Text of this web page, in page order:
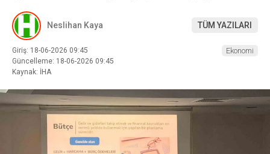
Neslihan Kaya TÜM YAZILARI
Giriş: 18-06-2026 09:45
Güncelleme: 18-06-2026 09:45
Kaynak: İHA
Ekonomi